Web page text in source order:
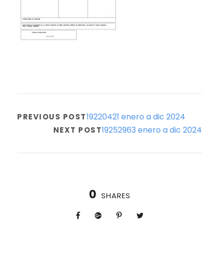
PREVIOUS POST19220421 enero a dic 2024
NEXT POST19252963 enero a dic 2024
0 SHARES